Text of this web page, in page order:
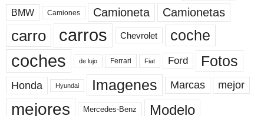
BMW Camiones Camioneta Camionetas
carro carros Chevrolet coche
coches de lujo Ferrari Fiat Ford Fotos
Honda Hyundai Imagenes Marcas mejor
mejores Mercedes-Benz Modelo